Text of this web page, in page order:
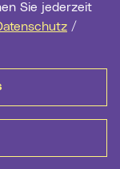
Sie jederzeit
/